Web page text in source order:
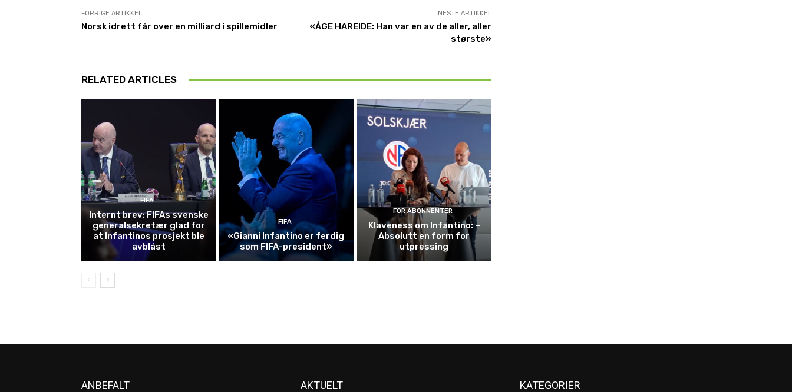
FORRIGE ARTIKKEL
Norsk idrett får over en milliard i spillemidler
NESTE ARTIKKEL
«ÅGE HAREIDE: Han var en av de aller, aller
største»
RELATED ARTICLES
FIFA
Internt brev: FIFAs svenske
generalsekretær glad for
at Infantinos prosjekt ble
avblåst
FIFA
«Gianni Infantino er ferdig
som FIFA-president»
FOR ABONNENTER
Klaveness om Infantino: –
Absolutt en form for
utpressing
ANBEFALT AKTUELT KATEGORIER